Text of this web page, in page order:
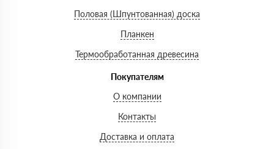
Половая (Шпунтованная) доска
Планкен
Термообработанная древесина
Покупателям
О компании
Контакты
Доставка и оплата